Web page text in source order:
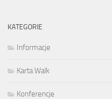
KATEGORIE
Informacje
Karta Walk
Konferencje